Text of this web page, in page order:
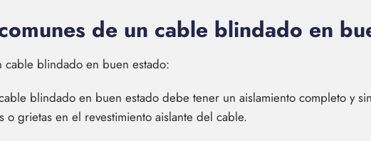
de un cable blindado en
cable blindado en buen estado:
blindado en buen estado debe tener un aislamiento completo y
grietas en el revestimiento aislante del cable.